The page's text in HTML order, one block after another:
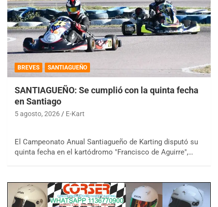
BREVES SANTIAGUEÑO
SANTIAGUEÑO: Se cumplió con la quinta fecha
en Santiago
5 agosto, 2026 E-Kart
El Campeonato Anual Santiagueño de Karting disputó su
quinta fecha en el kartódromo "Francisco de Aguirre",…